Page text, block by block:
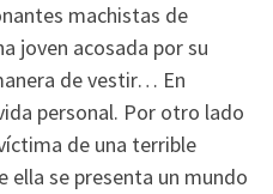
machistas de
joven acosada por su
de vestir… En
personal. Por otro lado
de una terrible
ella se presenta un mundo